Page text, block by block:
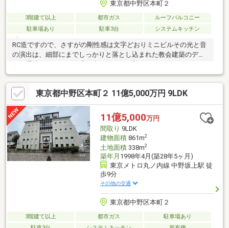
東京都中野区本町２
3階建て以上 都市ガス
ルーフバルコニー
駐車場あり
駐車3台 システムキッチン
RC造ですので、さすがの剛性感は文字どおりミニビルその光と音
の演出は、細部にまでしっかりと落とし込まれた教会建築のデザ
て、西新宿の高層ビル群をも望めるその立地は、日常の利便性は
もちろん、将来的な資産性もしっかりと担保してくれます新築相
場が跳ね上がりつつある昨今、好立地での不動産流通は今や中古
がメインストリ-ムそれこそ住居兼ミュージアムやコンサートホー
ル、演舞場といった用途にも充分耐えうる唯一無二のその造り
は、まさに“百聞は一見にしかず”是非一度、ご見学ください！
東京都中野区本町２ 11億5,000万円 9LDK
11億5,000万円
間取り 9LDK
建物面積861m2
土地面積338m2
築年月 1998年4月(築28年5ヶ月)
東京メトロ丸ノ内線 中野坂上駅 徒
歩9分
その他の交通
東京都中野区本町２
3階建て以上 都市ガス
駐車場あり